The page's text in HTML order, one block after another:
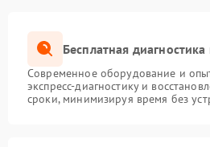
Бесплатная
Современное оборудование и
экспресс-диагностику и
сроки, минимизируя время без